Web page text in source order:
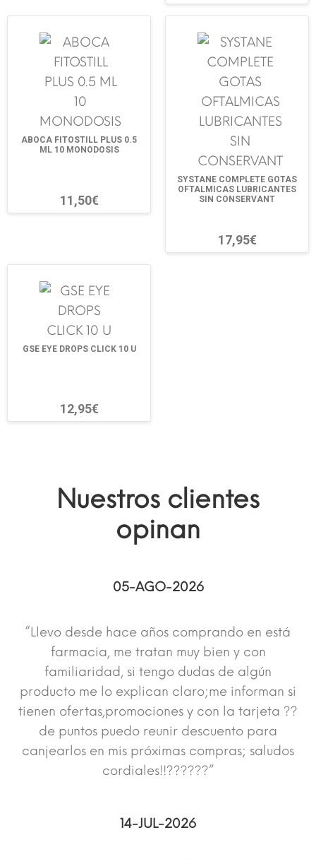
ABOCA FITOSTILL PLUS 0.5
ML 10 MONODOSIS
11,50€
SYSTANE COMPLETE GOTAS
OFTALMICAS LUBRICANTES
SIN CONSERVANT
17,95€
GSE EYE DROPS CLICK 10 U
12,95€
Nuestros clientes
opinan
05-AGO-2026
“Llevo desde hace años comprando en está
farmacia, me tratan muy bien y con
familiaridad, si tengo dudas de algún
producto me lo explican claro;me informan si
tienen ofertas,promociones y con la tarjeta ??
de puntos puedo reunir descuento para
canjearlos en mis próximas compras; saludos
cordiales!!??????”
14-JUL-2026